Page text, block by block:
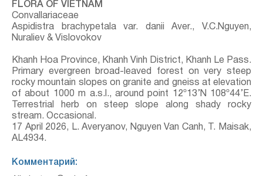
FLORA OF VIETNAM
Convallariaceae
Aspidistra brachypetala var. danii Aver., V.C.Nguyen,
Nuraliev & Vislovokov
Khanh Hoa Province, Khanh Vinh District, Khanh Le Pass.
Primary evergreen broad-leaved forest on very steep
rocky mountain slopes on granite and gneiss at elevation
of about 1000 m a.s.l., around point 12º13’N 108º44’E.
Terrestrial herb on steep slope along shady rocky
stream. Occasional.
17 April 2026, L. Averyanov, Nguyen Van Canh, T. Maisak,
АL4934.
Комментарий: